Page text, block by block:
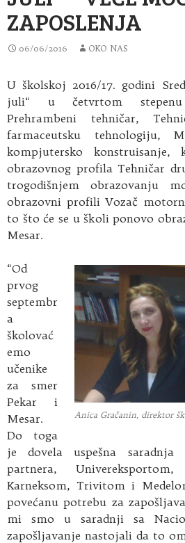
ZAPOSLENJA
06/06/2016 OKO NAS
U školskoj 2016/17. godini
juli“ u četvrtom stepenu
Prehrambeni tehničar,
farmaceutsku tehnologiju,
kompjutersko
obrazovnog profila Tehničar
trogodišnjem obrazovanju
obrazovni profili Vozač
to što će se u školi ponovo
Mesar.
Anica Gračanin, direktor
“Od
prvog
septembr
a
školovać
emo
učenike
za smer
Pekar i
Mesar.
Do toga
je dovela uspešna
partnera,
Karneksom, Trivitom i
povećanu potrebu za
mi smo u saradnji sa
zapošljavanje nastojali da to